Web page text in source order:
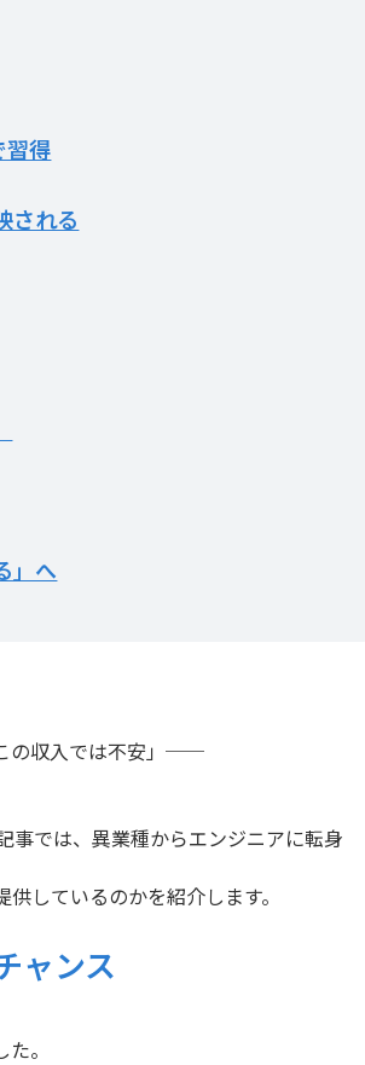
習得
される
」へ
の収入では不安」──
事では、異業種からエンジニアに転身
しているのかを紹介します。
ャンス
。